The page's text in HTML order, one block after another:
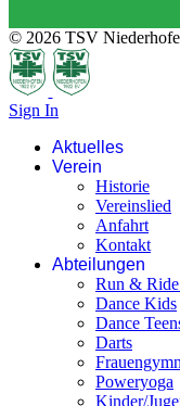
© 2026 TSV
Sign In
Aktuelles
Verein
Historie
Vereinslied
Anfahrt
Kontakt
Abteilungen
Run &
Dance Kids
Dance
Darts
Poweryoga
Kinder/